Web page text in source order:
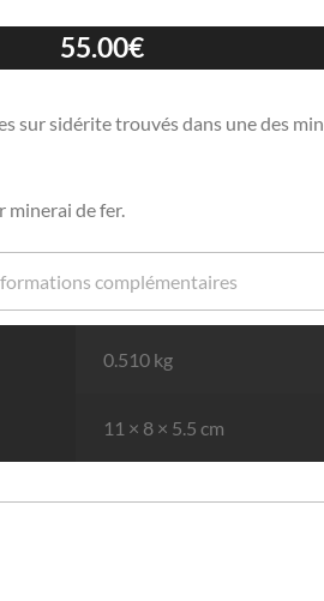
55.00€
sur sidérite trouvés dans une des
minerai de fer.
complémentaires
0.510 kg
11 × 8 × 5.5 cm